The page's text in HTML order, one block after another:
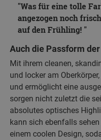
Was für eine tolle
angezogen noch
auf den Frühling!
Auch die Passform
Mit ihrem cleanen,
und locker am
und ermöglicht eine
sorgen nicht zuletzt die
absolutes optisches
kann sich ebenfalls
einem coolen Design,